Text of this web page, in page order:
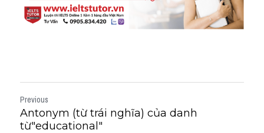
Previous
Antonym (từ trái nghĩa) của danh
từ"educational"